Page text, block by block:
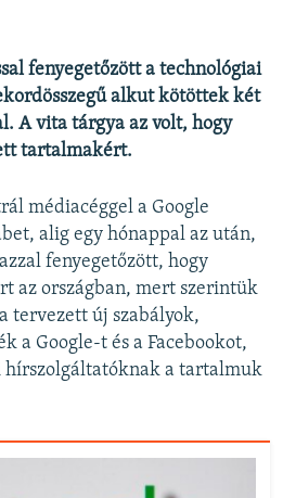
fenyegetőzött a technológiai
alkut kötöttek két
A vita tárgya az volt, hogy
tartalmakért.
médiacéggel a Google
alig egy hónappal az után,
fenyegetőzött, hogy
az országban, mert szerintük
tervezett új szabályok,
a Google-t és a Facebookot,
hírszolgáltatóknak a tartalmuk